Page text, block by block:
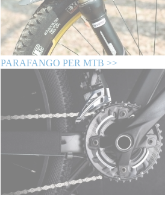
PARAFANGO PER MTB >>